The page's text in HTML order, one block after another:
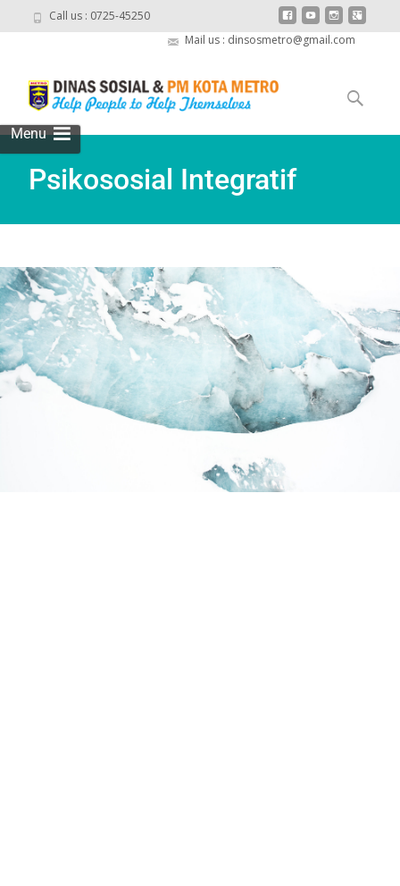
Call us : 0725-45250
Mail us : dinsosmetro@gmail.com
Menu
Psikososial Integratif